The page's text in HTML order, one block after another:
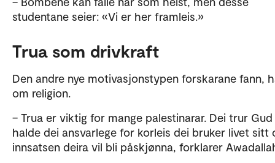
studentane seier: «Vi er her framleis.»
Trua som drivkraft
Den andre nye motivasjonstypen forskarane fann,
om religion.
– Trua er viktig for mange palestinarar. Dei trur
halde dei ansvarlege for korleis dei bruker livet sitt
innsatsen deira vil bli påskjønna, forklarer